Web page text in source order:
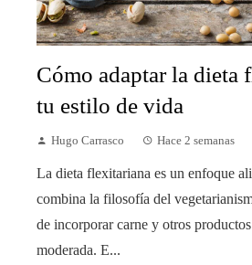
Cómo adaptar la dieta
tu estilo de vida
Hugo Carrasco Hace 2 semanas
La dieta flexitariana es un enfoque
combina la filosofía del
de incorporar carne y otros
moderada. E...